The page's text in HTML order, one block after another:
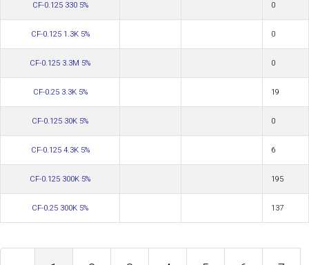
CF-0.125 330 5% 0
CF-0.125 1.3K 5% 0
CF-0.125 3.3M 5% 0
CF-0.25 3.3K 5% 19
CF-0.125 30K 5% 0
CF-0.125 4.3K 5% 6
CF-0.125 300K 5% 195
CF-0.25 300K 5% 137